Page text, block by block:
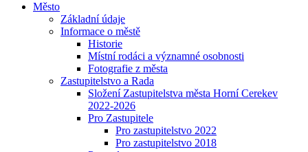
Město
Základní údaje
Informace o městě
Historie
Místní rodáci a významné osobnosti
Fotografie z města
Zastupitelstvo a Rada
Složení Zastupitelstva města Horní Cerekev
2022-2026
Pro Zastupitele
Pro zastupitelstvo 2022
Pro zastupitelstvo 2018